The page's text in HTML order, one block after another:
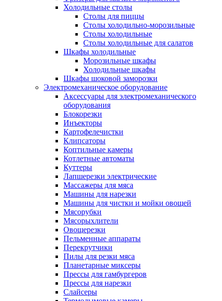
Холодильные столы
Столы для пиццы
Столы холодильно-морозильные
Столы холодильные
Столы холодильные для салатов
Шкафы холодильные
Mорозильные шкафы
Холодильные шкафы
Шкафы шоковой заморозки
Электромеханическое оборудование
Аксессуары для электромеханического
оборудования
Блокорезки
Инъекторы
Картофелечистки
Клипсаторы
Коптильные камеры
Котлетные автоматы
Куттеры
Лапшерезки электрические
Массажеры для мяса
Машины для нарезки
Машины для чистки и мойки овощей
Мясорубки
Мясорыхлители
Овощерезки
Пельменные аппараты
Перекрутчики
Пилы для резки мяса
Планетарные миксеры
Прессы для гамбургеров
Прессы для нарезки
Слайсеры